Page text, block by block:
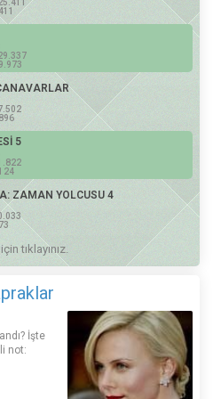
5
ZAMAN YOLCUSU 4
tıklayınız.
İşte
not: